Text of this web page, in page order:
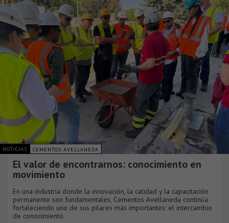
NOTICIAS CEMENTOS AVELLANEDA
El valor de encontrarnos: conocimiento en
movimiento
En una industria donde la innovación, la calidad y la capacitación
permanente son fundamentales, Cementos Avellaneda continúa
fortaleciendo uno de sus pilares más importantes: el intercambio
de conocimiento.